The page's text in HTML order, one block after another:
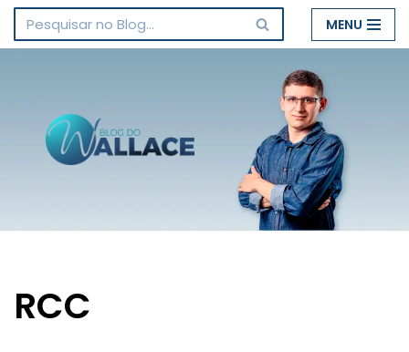
Pular
conteúdo
MENU
RCC